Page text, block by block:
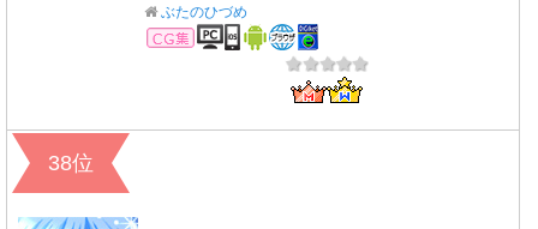
ぶたのひづめ
CG集
38位